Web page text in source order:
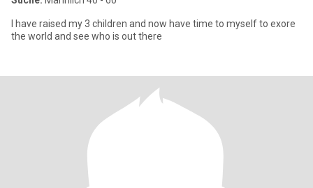
I have raised my 3 children and now have time to myself to exore
the world and see who is out there